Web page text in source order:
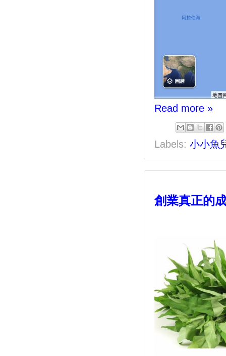
Read more »
Labels: 小小魚
創業真正的